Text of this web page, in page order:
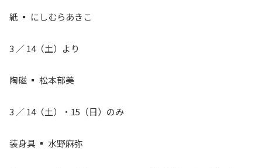
紙 ▪ にしむらあきこ
3 ／ 14（土）より
陶磁 ▪ 松本郁美
3 ／ 14（土）・15（日）のみ
装身具 ▪ 水野麻弥